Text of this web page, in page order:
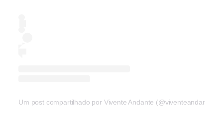
Um post compartilhado por Vivente Andante (@viventeandante)